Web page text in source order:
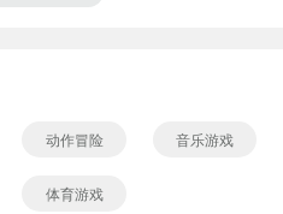
动作冒险 音乐游戏
体育游戏